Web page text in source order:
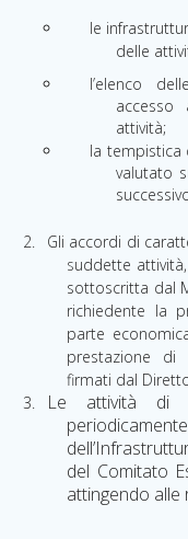
le
delle
l’elenco
accesso
attività;
la tempistica
valutato
Gli accordi di
suddette
sottoscritta dal
richiedente la
parte
prestazione di
firmati dal
Le attività di
del Comitato
attingendo alle